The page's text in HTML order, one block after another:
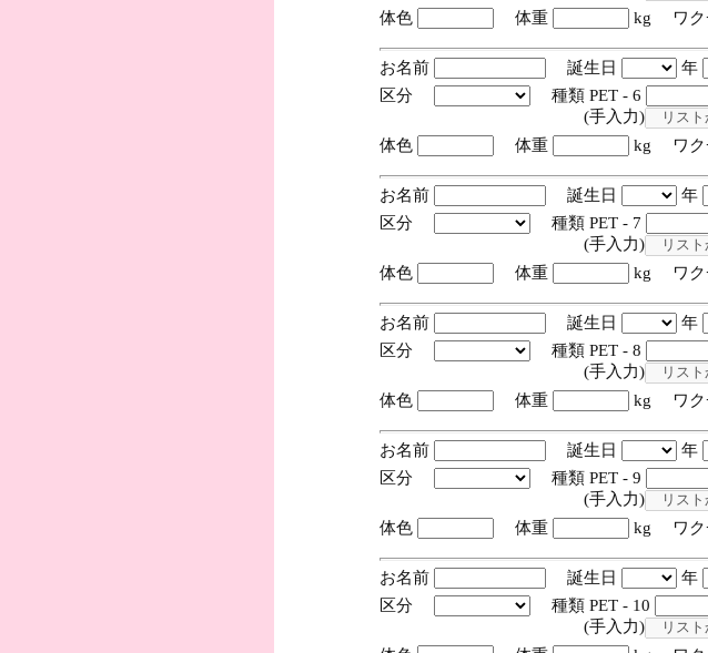
体色
体重 kg ワク
お名前 誕生日 年
区分
種類 PET - 6
(手入力)
体色
体重 kg ワク
お名前 誕生日 年
区分
種類 PET - 7
(手入力)
体色
体重 kg ワク
お名前 誕生日 年
区分
種類 PET - 8
(手入力)
体色
体重 kg ワク
お名前 誕生日 年
区分
種類 PET - 9
(手入力)
体色
体重 kg ワク
お名前 誕生日 年
区分
種類 PET - 10
(手入力)